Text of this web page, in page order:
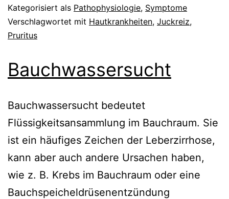
Kategorisiert als Pathophysiologie, Symptome
Verschlagwortet mit Hautkrankheiten, Juckreiz,
Pruritus
Bauchwassersucht
Bauchwassersucht bedeutet
Flüssigkeitsansammlung im Bauchraum. Sie
ist ein häufiges Zeichen der Leberzirrhose,
kann aber auch andere Ursachen haben,
wie z. B. Krebs im Bauchraum oder eine
Bauchspeicheldrüsenentzündung